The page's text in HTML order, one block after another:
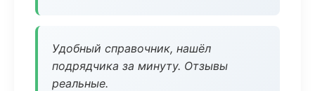
Удобный справочник, нашёл
подрядчика за минуту. Отзывы
реальные.